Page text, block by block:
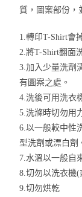
質，圖案部份，
1.轉印T-Shirt會
2.將T-Shirt翻面
3.加入少量洗劑
有圖案之處。
4.洗後可用洗衣
5.洗滌時切勿用
6.以一般較中性
型洗劑或漂白劑
7.水溫以一般自
8.切勿以洗衣機
9.切勿烘乾